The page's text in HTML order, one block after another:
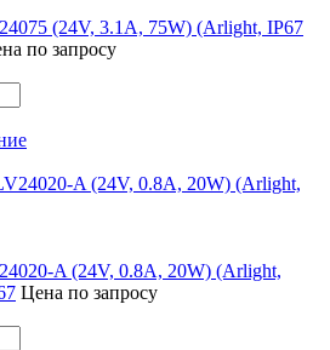
(24V, 3.1A, 75W) (Arlight, IP67
по запросу
A (24V, 0.8A, 20W) (Arlight,
Цена по запросу